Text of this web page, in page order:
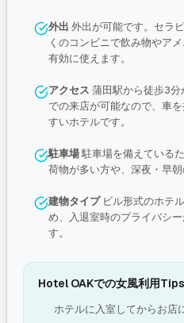
外出 外出が可能です。セラ
くのコンビニで飲み物やア
有効に使えます。
アクセス 蒲田駅から徒歩3
での来店が可能なので、車
すいホテルです。
駐車場駐車場を備えている
荷物が多い方や、深夜・早朝
建物タイプ ビル形式のホテ
め、入退室時のプライバシ
す。
Hotel OAKでの女風利用Tips
ホテルに入室してからお店